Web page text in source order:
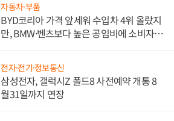
자동차·부품
BYD코리아 가격 앞세워 수입차 4위 올랐지
만, BMW·벤츠보다 높은 공임비에 소비자
전자·전기·정보통신
삼성전자, 갤럭시Z 폴드8 사전예약 개통 8
월31일까지 연장